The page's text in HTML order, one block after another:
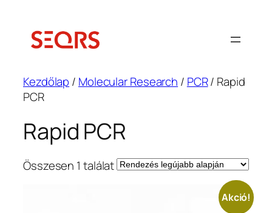
tartalomhoz
Kezdőlap / Molecular Research / PCR/ Rapid
PCR
Rapid PCR
Összesen 1 találat
Akció!